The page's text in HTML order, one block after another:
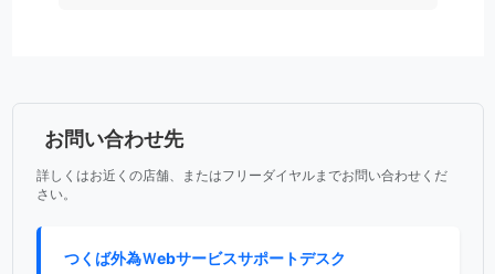
お問い合わせ先
詳しくはお近くの店舗、またはフリーダイヤルまでお問い合わせくだ
さい。
つくば外為Ｗebサービスサポートデスク